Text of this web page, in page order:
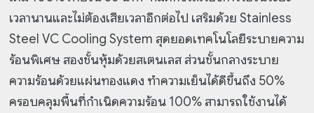
เวลานานและไม่ต้องเสียเวลาอีกต่อไป เสริมด้วย Stainless
Steel VC Cooling System สุดยอดเทคโนโลยีระบายความ
ร้อนพิเศษ สองชั้นหุ้มด้วยสเตนเลส ส่วนชั้นกลางระบาย
ความร้อนด้วยแผ่นทองแดง ทำความเย็นได้ดีขึ้นถึง 50%
ครอบคลุมพื้นที่กำเนิดความร้อน 100% สามารถใช้งานได้